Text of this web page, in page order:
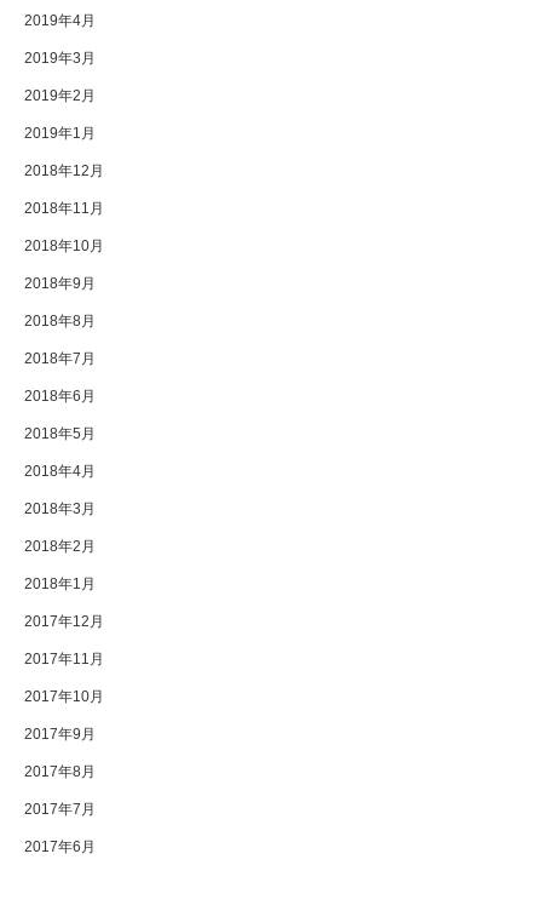
2019年4月
2019年3月
2019年2月
2019年1月
2018年12月
2018年11月
2018年10月
2018年9月
2018年8月
2018年7月
2018年6月
2018年5月
2018年4月
2018年3月
2018年2月
2018年1月
2017年12月
2017年11月
2017年10月
2017年9月
2017年8月
2017年7月
2017年6月